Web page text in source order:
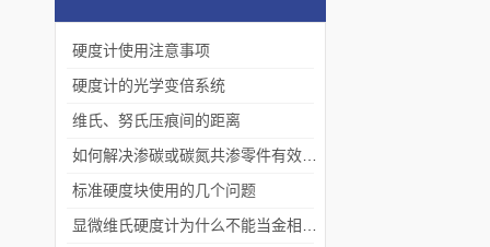
硬度计使用注意事项
硬度计的光学变倍系统
维氏、努氏压痕间的距离
标准硬度块使用的几个问题